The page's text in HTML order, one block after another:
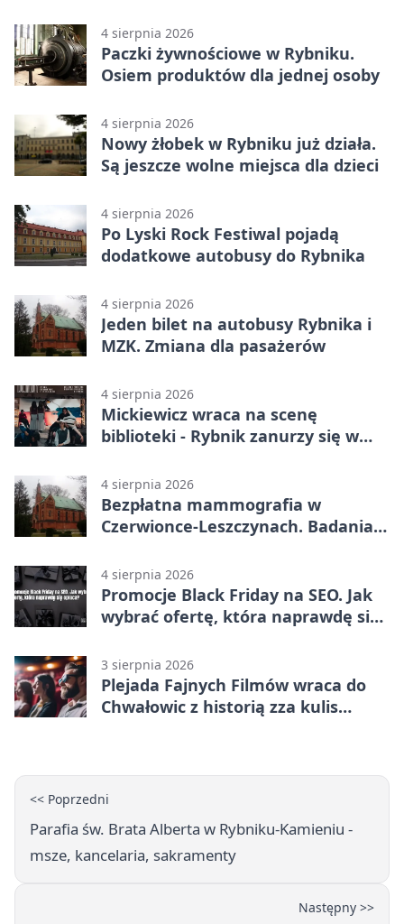
4 sierpnia 2026
Paczki żywnościowe w Rybniku.
Osiem produktów dla jednej osoby
4 sierpnia 2026
Nowy żłobek w Rybniku już działa.
Są jeszcze wolne miejsca dla dzieci
4 sierpnia 2026
Po Lyski Rock Festiwal pojadą
dodatkowe autobusy do Rybnika
4 sierpnia 2026
Jeden bilet na autobusy Rybnika i
MZK. Zmiana dla pasażerów
4 sierpnia 2026
Mickiewicz wraca na scenę
biblioteki - Rybnik zanurzy się w
4 sierpnia 2026
Bezpłatna mammografia w
Czerwionce-Leszczynach. Badania
4 sierpnia 2026
Promocje Black Friday na SEO. Jak
wybrać ofertę, która naprawdę się
3 sierpnia 2026
Plejada Fajnych Filmów wraca do
Chwałowic z historią zza kulis
<< Poprzedni
Parafia św. Brata Alberta w Rybniku-Kamieniu -
msze, kancelaria, sakramenty
Następny >>